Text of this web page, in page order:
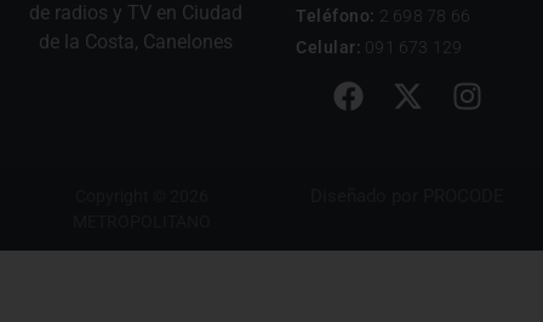
de radios y TV en Ciudad
de la Costa, Canelones
Teléfono: 2 698 78 66
Celular: 091 673 129